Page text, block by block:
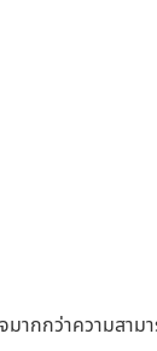
ากกว่าความสาม